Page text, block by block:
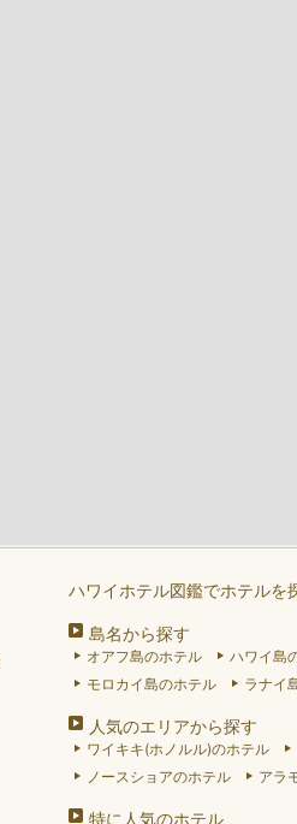
ハワイホテル図鑑でホテルを
島名から探す
オアフ島のホテル ハワイ島
モロカイ島のホテル
ラナイ
人気のエリアから探す
ワイキキ(ホノルル)のホテル
ノースショアのホテル
アラ
特に人気のホテル